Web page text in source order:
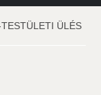
ÜLÉS